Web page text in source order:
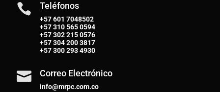
 Teléfonos
+57 601 7048502
+57310 565 0594
+57302 215 0576
+57304 200 3817
+57300 293 4930
 Correo Electrónico
info@mrpc.com.co